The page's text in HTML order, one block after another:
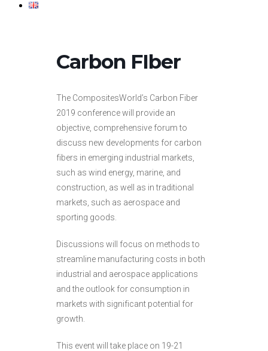
Carbon FIber
The CompositesWorld’s Carbon Fiber
2019 conference will provide an
objective, comprehensive forum to
discuss new developments for carbon
fibers in emerging industrial markets,
such as wind energy, marine, and
construction, as well as in traditional
markets, such as aerospace and
sporting goods.
Discussions will focus on methods to
streamline manufacturing costs in both
industrial and aerospace applications
and the outlook for consumption in
markets with significant potential for
growth.
This event will take place on 19-21